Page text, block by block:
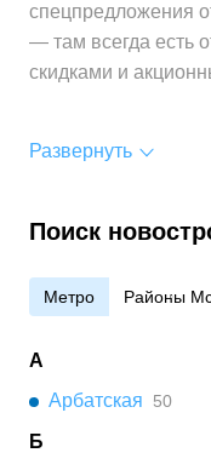
спецпредложения
— там всегда есть
скидками и
Развернуть
Поиск
Метро Районы
А
Арбатская
50
Б